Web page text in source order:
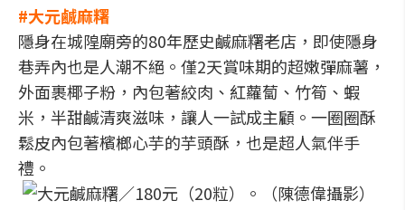
#大元鹹麻糬
隱身在城隍廟旁的80年歷史鹹麻糬老店，即使隱身
巷弄內也是人潮不絕。僅2天賞味期的超嫩彈麻薯，
外面裹椰子粉，內包著絞肉、紅蘿蔔、竹筍、蝦
米，半甜鹹清爽滋味，讓人一試成主顧。一圈圈酥
鬆皮內包著檳榔心芋的芋頭酥，也是超人氣伴手
禮。